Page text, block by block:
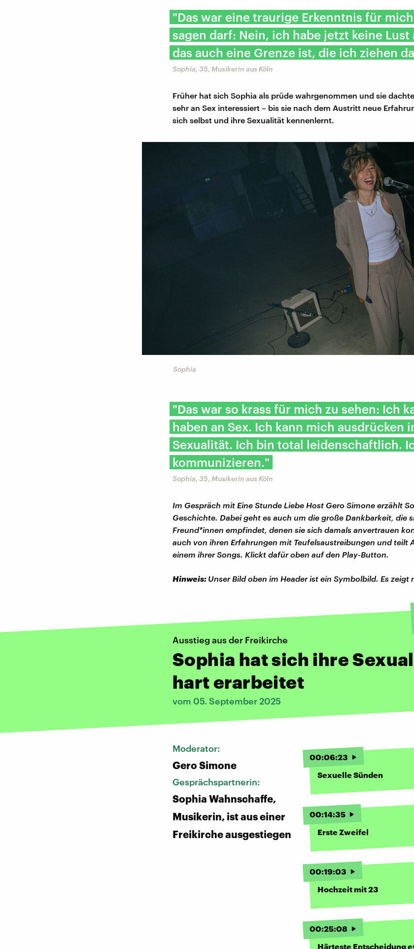
"Das war eine traurige Erkenntnis für
sagen darf: Nein, ich habe jetzt keine Lust
das auch eine Grenze ist, die ich ziehen
Sophia, 35, Musikerin aus Köln
Früher hat sich Sophia als prüde wahrgenommen und sie
sehr an Sex interessiert – bis sie nach dem Austritt neue
sich selbst und ihre Sexualität kennenlernt.
Sophia
"Das war so krass für mich zu sehen: Ich
haben an Sex. Ich kann mich ausdrücken
Sexualität. Ich bin total leidenschaftlich.
kommunizieren."
Sophia, 35, Musikerin aus Köln
Im Gespräch mit Eine Stunde Liebe Host Gero Simone erzählt
Geschichte. Dabei geht es auch um die große Dankbarkeit, die
Freund*innen empfindet, denen sie sich damals anvertrauen
auch von ihren Erfahrungen mit Teufelsaustreibungen und teilt
einem ihrer Songs. Klickt dafür oben auf den Play-Button.
Hinweis: Unser Bild oben im Header ist ein Symbolbild. Es zeigt
Ausstieg aus der Freikirche
Sophia hat sich ihre
hart erarbeitet
vom 05. September 2025
Moderator:
Gero Simone
Gesprächspartnerin:
Sophia Wahnschaffe,
Musikerin, ist aus einer
Freikirche ausgestiegen
00:06:23
Sexuelle Sünden
00:14:35
Erste Zweifel
00:19:03
Hochzeit mit 23
00:25:08
Härteste Entscheidung